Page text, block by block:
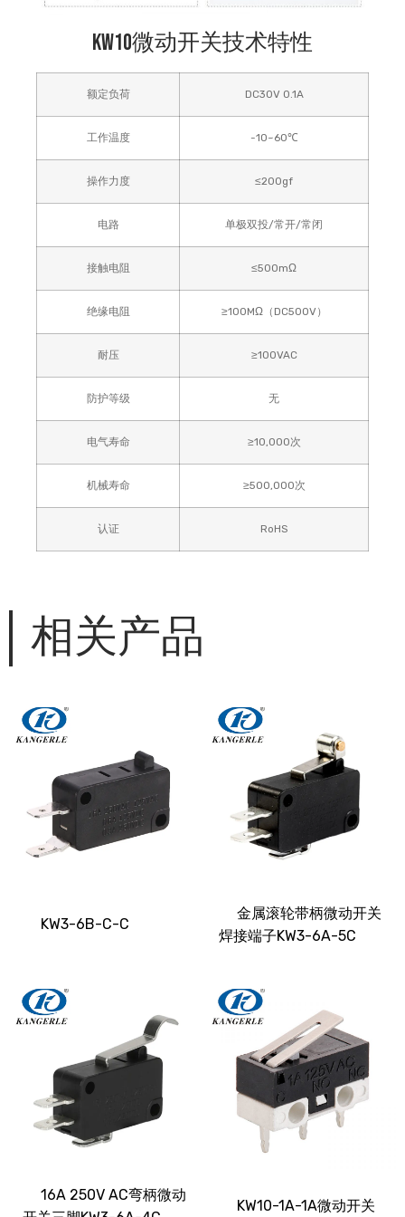
KW10微动开关技术特性
额定负荷 DC30V 0.1A
工作温度 -10~60℃
操作力度 ≤200gf
电路 单极双投/常开/常闭
接触电阻 ≤500mΩ
绝缘电阻 ≥100MΩ（DC500V）
耐压 ≥100VAC
防护等级 无
电气寿命 ≥10,000次
机械寿命 ≥500,000次
认证 RoHS
相关产品
KW3-6B-C-C
金属滚轮带柄微动开关
焊接端子KW3-6A-5C
16A 250V AC弯柄微动
KW10-1A-1A微动开关